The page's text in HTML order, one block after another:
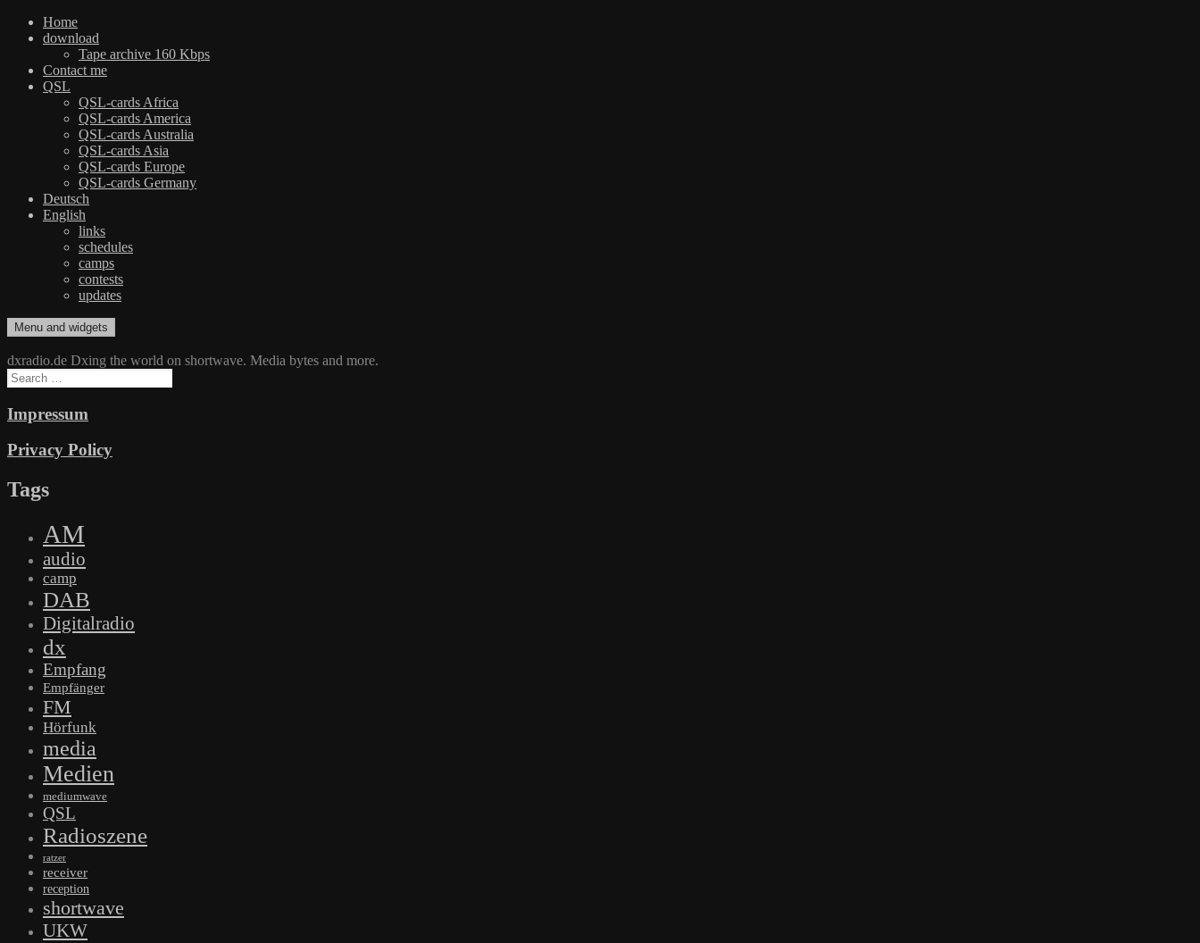
Home
download
Tape archive 160 Kbps
Contact me
QSL
QSL-cards Africa
QSL-cards America
QSL-cards Australia
QSL-cards Asia
QSL-cards Europe
QSL-cards Germany
Deutsch
English
links
schedules
camps
contests
updates
Skip
to
content
dxradio.de
DXing the world on shortwave
Menu and widgets
dxradio.de Dxing the world on shortwave. Media bytes and more.
Search
for:
Impressum
Privacy Policy
Tags
AM
audio
camp
DAB
Digitalradio
dx
Empfang
Empfänger
FM
Hörfunk
media
Medien
mediumwave
QSL
Radioszene
ratzer
receiver
reception
shortwave
UKW